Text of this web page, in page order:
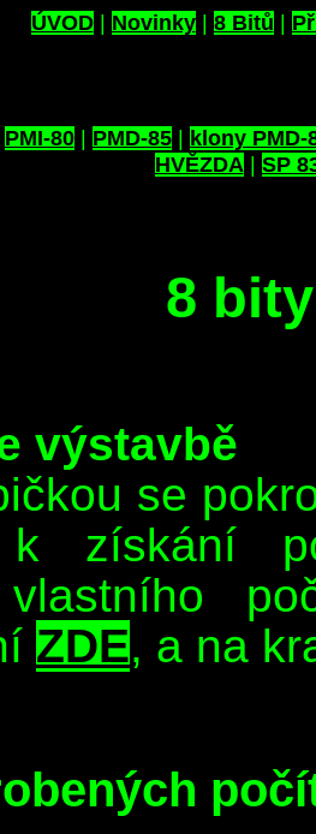
ÚVOD| Novinky| 8 Bitů
PMI-80| PMD-85|
klony PMD-
HVĚZDA| SP
8
výstavbě
se
k získání
vlastního
ZDE, a na